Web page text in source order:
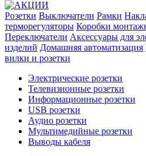
Розетки Выключатели Рамки
терморегуляторы Коробки
Переключатели Аксессуары для
изделий Домашняя автоматизация
вилки и розетки
Электрические розетки
Телевизионные розетки
Информационные розетки
USB розетки
Аудио розетки
Мультимедийные розетки
Выводы кабеля